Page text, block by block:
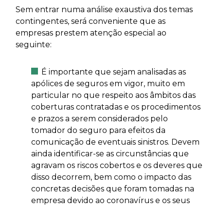
Sem entrar numa análise exaustiva dos temas
contingentes, será conveniente que as
empresas prestem atenção especial ao
seguinte:
É importante que sejam analisadas as
apólices de seguros em vigor, muito em
particular no que respeito aos âmbitos das
coberturas contratadas e os procedimentos
e prazos a serem considerados pelo
tomador do seguro para efeitos da
comunicação de eventuais sinistros. Devem
ainda identificar-se as circunstâncias que
agravam os riscos cobertos e os deveres que
disso decorrem, bem como o impacto das
concretas decisões que foram tomadas na
empresa devido ao coronavírus e os seus